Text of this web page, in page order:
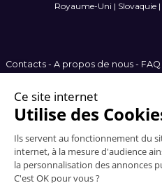
Royaume-Uni | Slovaquie|
Contacts - A propos de nous - FAQ